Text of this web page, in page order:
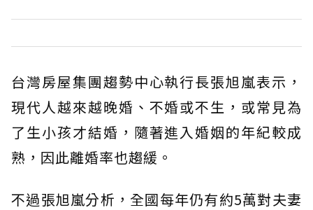
台灣房屋集團趨勢中心執行長張旭嵐表示，
現代人越來越晚婚、不婚或不生，或常見為
了生小孩才結婚，隨著進入婚姻的年紀較成
熟，因此離婚率也趨緩。
不過張旭嵐分析，全國每年仍有約5萬對夫妻